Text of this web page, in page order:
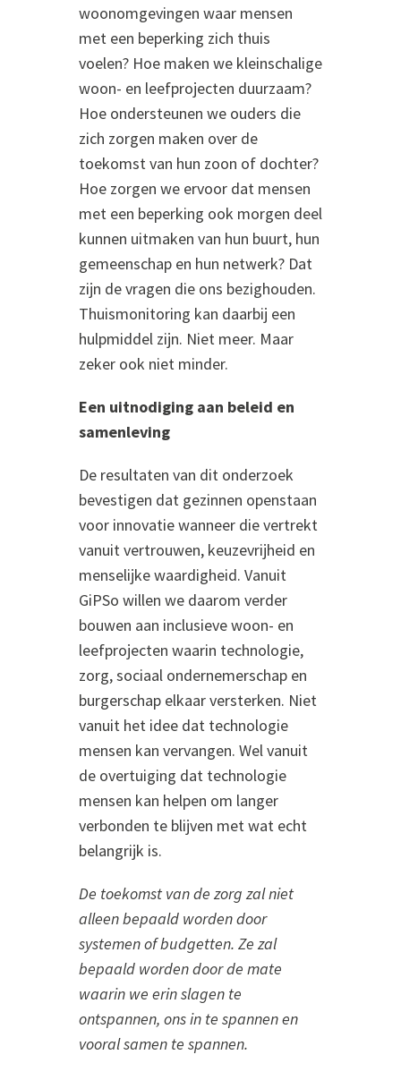
woonomgevingen waar mensen
met een beperking zich thuis
voelen? Hoe maken we kleinschalige
woon- en leefprojecten duurzaam?
Hoe ondersteunen we ouders die
zich zorgen maken over de
toekomst van hun zoon of dochter?
Hoe zorgen we ervoor dat mensen
met een beperking ook morgen deel
kunnen uitmaken van hun buurt, hun
gemeenschap en hun netwerk? Dat
zijn de vragen die ons bezighouden.
Thuismonitoring kan daarbij een
hulpmiddel zijn. Niet meer. Maar
zeker ook niet minder.
Een uitnodiging aan beleid en
samenleving
De resultaten van dit onderzoek
bevestigen dat gezinnen openstaan
voor innovatie wanneer die vertrekt
vanuit vertrouwen, keuzevrijheid en
menselijke waardigheid. Vanuit
GiPSo willen we daarom verder
bouwen aan inclusieve woon- en
leefprojecten waarin technologie,
zorg, sociaal ondernemerschap en
burgerschap elkaar versterken. Niet
vanuit het idee dat technologie
mensen kan vervangen. Wel vanuit
de overtuiging dat technologie
mensen kan helpen om langer
verbonden te blijven met wat echt
belangrijk is.
De toekomst van de zorg zal niet
alleen bepaald worden door
systemen of budgetten. Ze zal
bepaald worden door de mate
waarin we erin slagen te
ontspannen, ons in te spannen en
vooral samen te spannen.